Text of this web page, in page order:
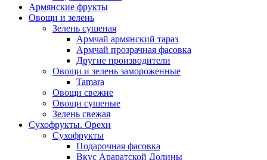
Армянские фрукты
Овощи и зелень
Зелень сушеная
Армчай армянский тараз
Армчай прозрачная фасовка
Другие производители
Овощи и зелень замороженные
Tamara
Овощи свежие
Овощи сушеные
Зелень свежая
Сухофрукты. Орехи
Сухофрукты
Подарочная фасовка
Вкус Араратской Долины